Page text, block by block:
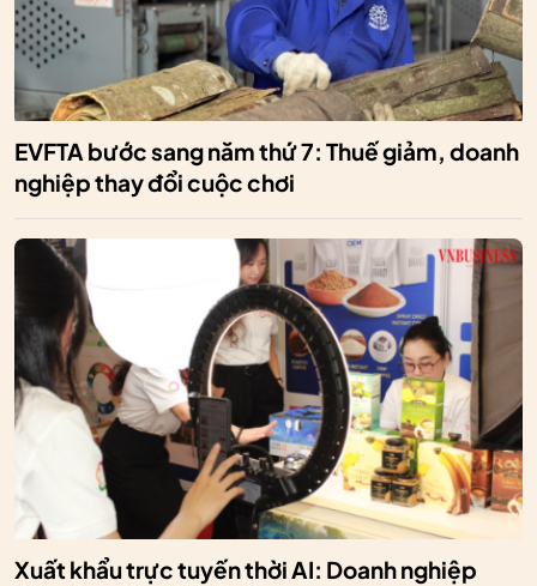
EVFTA bước sang năm thứ 7: Thuế giảm, doanh
nghiệp thay đổi cuộc chơi
Xuất khẩu trực tuyến thời AI: Doanh nghiệp